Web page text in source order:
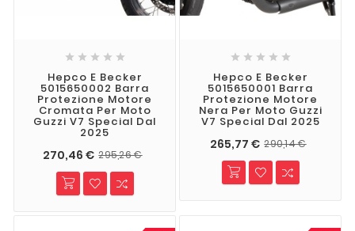
    
Hepco E Becker
5015650002 Barra
Protezione Motore
Cromata Per Moto
Guzzi V7 Special Dal
2025
270,46 € 295,26 €
    
Hepco E Becker
5015650001 Barra
Protezione Motore
Nera Per Moto Guzzi
V7 Special Dal 2025
265,77 € 290,14 €